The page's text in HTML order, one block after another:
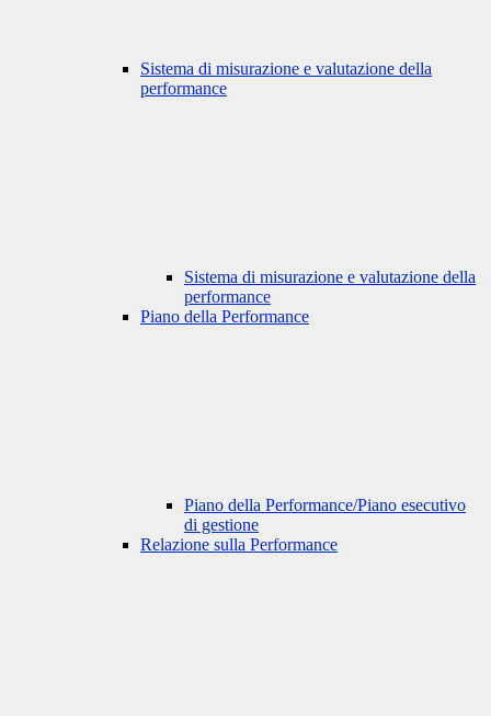
Sistema di misurazione e valutazione della
performance
Sistema di misurazione e valutazione della
performance
Piano della Performance
Piano della Performance/Piano esecutivo
di gestione
Relazione sulla Performance